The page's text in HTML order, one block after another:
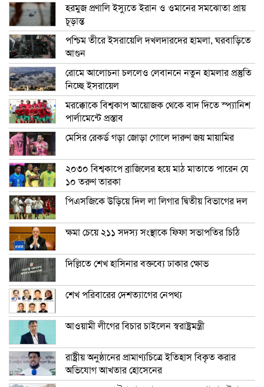
হরমুজ প্রণালি ইস্যুতে ইরান ও ওমানের সমঝোতা প্রায়
চূড়ান্ত
পশ্চিম তীরে ইসরায়েলি দখলদারদের হামলা, ঘরবাড়িতে
আগুন
রোমে আলোচনা চললেও লেবাননে নতুন হামলার প্রস্তুতি
নিচ্ছে ইসরায়েল
মরক্কোকে বিশ্বকাপ আয়োজক থেকে বাদ দিতে স্প্যানিশ
পার্লামেন্টে প্রস্তাব
মেসির রেকর্ড গড়া জোড়া গোলে দারুণ জয় মায়ামির
২০৩০ বিশ্বকাপে ব্রাজিলের হয়ে মাঠ মাতাতে পারেন যে
১০ তরুণ তারকা
পিএসজিকে উড়িয়ে দিল লা লিগার দ্বিতীয় বিভাগের দল
ক্ষমা চেয়ে ২১১ সদস্য সংস্থাকে ফিফা সভাপতির চিঠি
দিল্লিতে শেখ হাসিনার বক্তব্যে ঢাকার ক্ষোভ
শেখ পরিবারের দেশত্যাগের নেপথ্য
আওয়ামী লীগের বিচার চাইলেন স্বরাষ্ট্রমন্ত্রী
রাষ্ট্রীয় অনুষ্ঠানের প্রামাণ্যচিত্রে ইতিহাস বিকৃত করার
অভিযোগ আখতার হোসেনের